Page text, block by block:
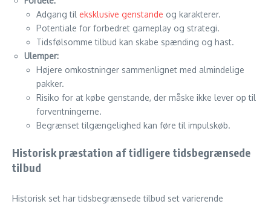
Adgang til eksklusive genstande og karakterer.
Potentiale for forbedret gameplay og strategi.
Tidsfølsomme tilbud kan skabe spænding og hast.
Ulemper:
Højere omkostninger sammenlignet med almindelige
pakker.
Risiko for at købe genstande, der måske ikke lever op til
forventningerne.
Begrænset tilgængelighed kan føre til impulskøb.
Historisk præstation af tidligere tidsbegrænsede
tilbud
Historisk set har tidsbegrænsede tilbud set varierende